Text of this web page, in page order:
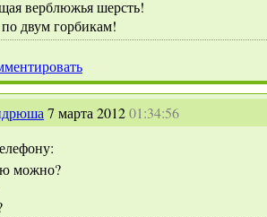
верблюжья шерсть!
двум горбикам!
7 марта 201201:34:56
можно?